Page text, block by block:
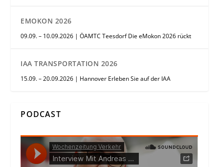
EMOKON 2026
09.09. – 10.09.2026 | ÖAMTC Teesdorf Die eMokon 2026 rückt
IAA TRANSPORTATION 2026
15.09. – 20.09.2026 | Hannover Erleben Sie auf der IAA
PODCAST